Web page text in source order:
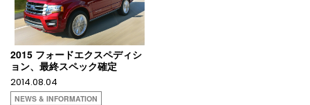
2015 フォードエクスペディシ
ョン、最終スペック確定
2014.08.04
NEWS & INFORMATION